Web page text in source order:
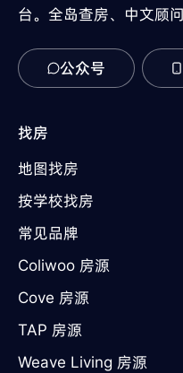
台。全岛查房、中文顾
公众号
找房
地图找房
按学校找房
常见品牌
Coliwoo 房源
Cove 房源
TAP 房源
Weave Living 房源